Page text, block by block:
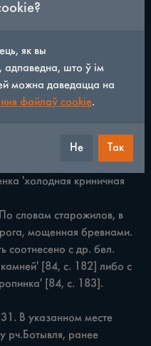
Ваўкаўня, Зазімак,
водой, которая не
холодные криницы.
где всегда холодная
'родник, колодец'
'холодная криничная
мощенная бревнами.
соотнесено с др. бел.
камней' [84, с. 182] либо с
[84, с. 183].
рч.Ботывля, ранее
як вы
адпаведна, што ў ім
можна даведацца на
файлаў cookie.
Не Так